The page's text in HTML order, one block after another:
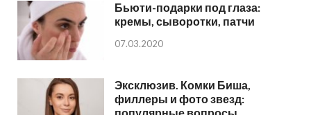
Бьюти-подарки под глаза:
кремы, сыворотки, патчи
07.03.2020
Эксклюзив. Комки Биша,
филлеры и фото звезд: